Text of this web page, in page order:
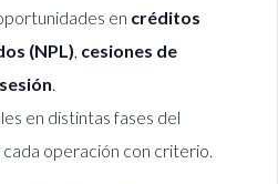
en créditos
(NPL), cesiones de
.
en distintas fases del
operación con criterio.